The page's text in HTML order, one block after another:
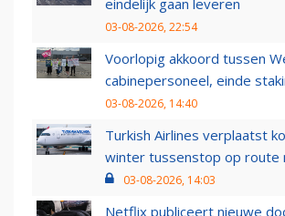
eindelijk gaan leveren
03-08-2026, 22:54
Voorlopig akkoord tussen
cabinepersoneel, einde
03-08-2026, 14:40
Turkish Airlines verplaatst
winter tussenstop op route
03-08-2026, 14:03
Netflix publiceert nieuwe